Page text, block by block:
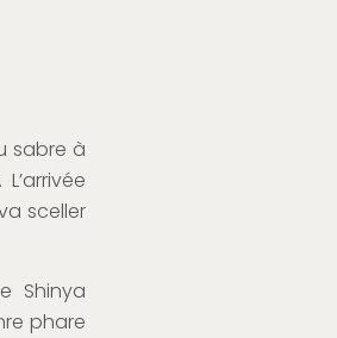
sabre à
sceller
Shinya
phare